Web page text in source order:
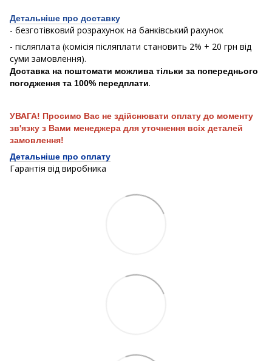
Детальніше про доставку
- безготівковий розрахунок на банківський рахунок
- післяплата (комісія післяплати становить 2% + 20 грн від
суми замовлення).
Доставка на поштомати можлива тільки за попереднього
погодження та 100% передплати.
УВАГА! Просимо Вас не здійснювати оплату до моменту
зв'язку з Вами менеджера для уточнення всіх деталей
замовлення!
Детальніше про оплату
Гарантія від виробника